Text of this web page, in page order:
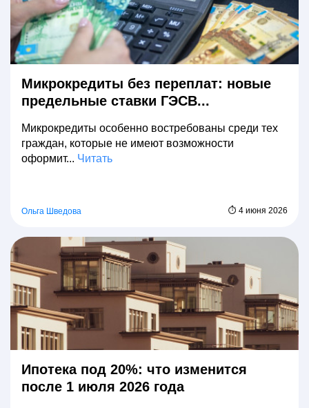
Микрокредиты без переплат: новые
предельные ставки ГЭСВ...
Микрокредиты особенно востребованы среди тех
граждан, которые не имеют возможности
оформит... Читать
Ольга Шведова ⏱ 4 июня 2026
Ипотека под 20%: что изменится
после 1 июля 2026 года